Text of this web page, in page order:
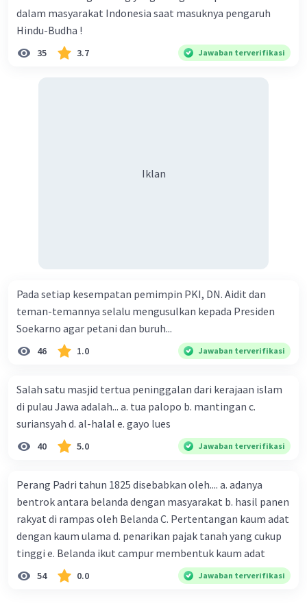
dalam masyarakat Indonesia saat masuknya pengaruh
Hindu-Budha !
35 3.7 Jawaban terverifikasi
Iklan
Pada setiap kesempatan pemimpin PKI, DN. Aidit dan
teman-temannya selalu mengusulkan kepada Presiden
Soekarno agar petani dan buruh...
46 1.0 Jawaban terverifikasi
Salah satu masjid tertua peninggalan dari kerajaan islam
di pulau Jawa adalah... a. tua palopo b. mantingan c.
suriansyah d. al-halal e. gayo lues
40 5.0 Jawaban terverifikasi
Perang Padri tahun 1825 disebabkan oleh.... a. adanya
bentrok antara belanda dengan masyarakat b. hasil panen
rakyat di rampas oleh Belanda C. Pertentangan kaum adat
dengan kaum ulama d. penarikan pajak tanah yang cukup
tinggi e. Belanda ikut campur membentuk kaum adat
54 0.0 Jawaban terverifikasi